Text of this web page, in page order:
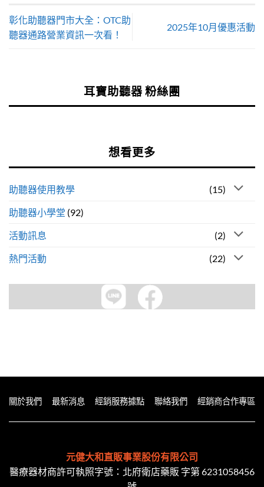
耳寶助聽器 粉絲團
想看更多
助聽器使用教學 (15)
助聽器小學堂 (92)
活動訊息 (2)
熱門活動 (22)
彰化助聽器門市大全：OTC助
聽器通路營業資訊一次看！
2025年10月優惠活動
關於我們 最新消息 經銷服務據點 聯絡我們 經銷商合作專區
元健大和直販事業股份有限公司
醫療器材商許可執照字號：北府衛店藥販 字第 6231058456